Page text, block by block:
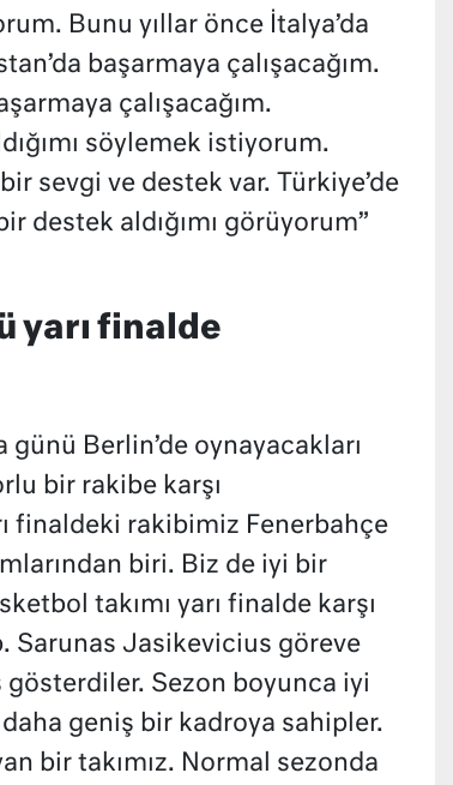
Bunu yıllar önce İtalya’da
başarmaya çalışacağım.
çalışacağım.
söylemek istiyorum.
sevgi ve destek var. Türkiye’de
destek aldığımı görüyorum”
yarı finalde
günü Berlin’de oynayacakları
bir rakibe karşı
finaldeki rakibimiz Fenerbahçe
biri. Biz de iyi bir
takımı yarı finalde karşı
Sarunas Jasikevicius göreve
gösterdiler. Sezon boyunca iyi
geniş bir kadroya sahipler.
bir takımız. Normal sezonda